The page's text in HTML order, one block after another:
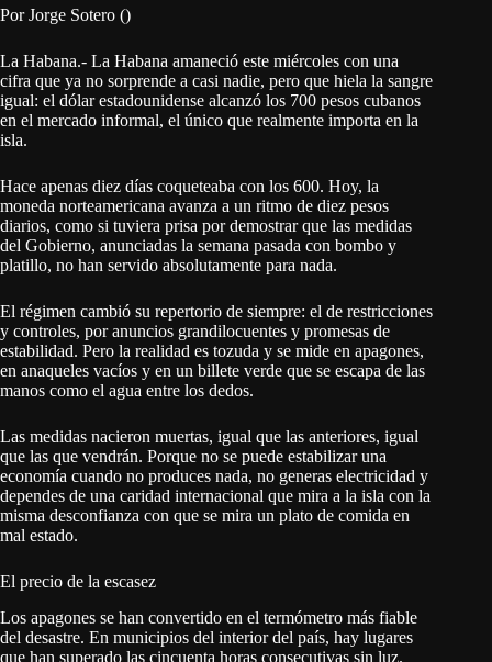
Por Jorge Sotero ()
La Habana.- La Habana amaneció este miércoles con una
cifra que ya no sorprende a casi nadie, pero que hiela la sangre
igual: el dólar estadounidense alcanzó los 700 pesos cubanos
en el mercado informal, el único que realmente importa en la
isla.
Hace apenas diez días coqueteaba con los 600. Hoy, la
moneda norteamericana avanza a un ritmo de diez pesos
diarios, como si tuviera prisa por demostrar que las medidas
del Gobierno, anunciadas la semana pasada con bombo y
platillo, no han servido absolutamente para nada.
El régimen cambió su repertorio de siempre: el de restricciones
y controles, por anuncios grandilocuentes y promesas de
estabilidad. Pero la realidad es tozuda y se mide en apagones,
en anaqueles vacíos y en un billete verde que se escapa de las
manos como el agua entre los dedos.
Las medidas nacieron muertas, igual que las anteriores, igual
que las que vendrán. Porque no se puede estabilizar una
economía cuando no produces nada, no generas electricidad y
dependes de una caridad internacional que mira a la isla con la
misma desconfianza con que se mira un plato de comida en
mal estado.
El precio de la escasez
Los apagones se han convertido en el termómetro más fiable
del desastre. En municipios del interior del país, hay lugares
que han superado las cincuenta horas consecutivas sin luz.